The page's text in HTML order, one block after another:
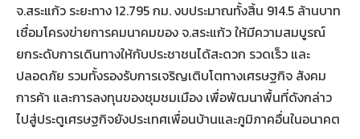
จ.สระแก้ว ระยะทาง 12.795 กม. งบประมาณทั้งสิ้น 914.5 ล้านบาท
เชื่อมโครงข่ายการคมนาคมของ จ.สระแก้ว ให้มีความสมบูรณ์
ยกระดับการเดินทางให้กับประชาชนได้สะดวก รวดเร็ว และ
ปลอดภัย รวมทั้งรองรับการเจริญเติบโตทางเศรษฐกิจ สังคม
การค้า และการลงทุนของชุมชมเมือง เพื่อพัฒนาพื้นที่ดังกล่าว
ไปสู่ประตูเศรษฐกิจยังประเทศเพื่อนบ้านและภูมิภาคอื่นในอนาคต